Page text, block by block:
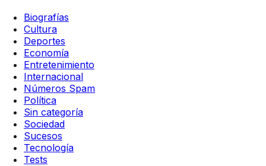
Biografías
Cultura
Deportes
Economía
Entretenimiento
Internacional
Números Spam
Política
Sin categoría
Sociedad
Sucesos
Tecnología
Tests